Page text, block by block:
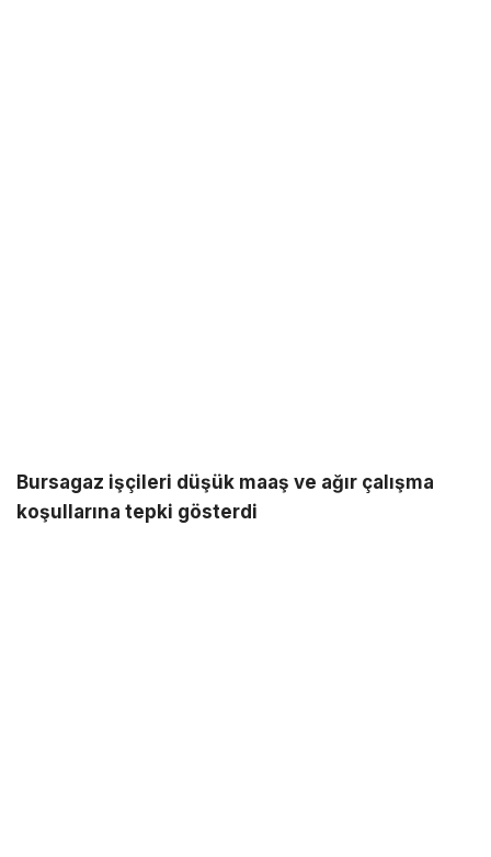
Bursagaz işçileri düşük maaş ve ağır çalışma
koşullarına tepki gösterdi